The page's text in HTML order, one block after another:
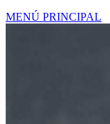
MENÚ PRINCIPAL